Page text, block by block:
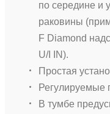
по середине и
раковины
F Diamond
U/I IN).
Простая
Регулируемые
В тумбе